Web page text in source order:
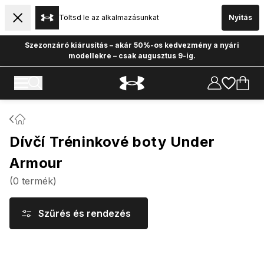
Töltsd le az alkalmazásunkat Nyitás
Szezonzáró kiárusítás – akár 50%-os kedvezmény a nyári
modellekre – csak augusztus 9-ig.
Dívčí Tréninkové boty Under
Armour
(0 termék)
Szűrés és rendezés